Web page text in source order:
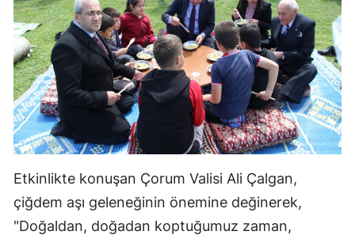
Bayburt
Karaman
Kırıkkale
Batman
Şırnak
Bartın
Ardahan
Etkinlikte konuşan Çorum Valisi Ali Çalgan,
çiğdem aşı geleneğinin önemine değinerek,
"Doğaldan, doğadan koptuğumuz zaman,